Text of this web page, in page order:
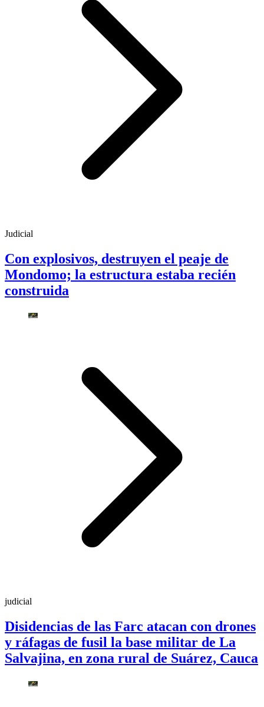
Judicial
Con explosivos, destruyen el peaje de
Mondomo; la estructura estaba recién
construida
judicial
Disidencias de las Farc atacan con drones
y ráfagas de fusil la base militar de La
Salvajina, en zona rural de Suárez, Cauca